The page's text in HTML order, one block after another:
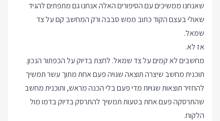
שאנחנו ממשיכים עם הסיפורים האלה אנחנו גם מתפתים להגיד
שאולי בעצם הקוד כתוב ממש סבבה ורק המחשב קם על צד
שמאל.
אז לא.
מחשבים לא קמים על צד שמאל. לחצת בדיוק על הכפתור הנכון.
תוכנית מחשב שיצרה תוצאה שגויה פעם אחת מתוך עשר תמשיך
להחזיר תוצאות שגויות מדי פעם בלי הכנה מראש, ותוכנית מחשב
שהתרסקה פעם אחת בטעות תמשיך להתרסק בדיוק בדמו מול
הלקוח.